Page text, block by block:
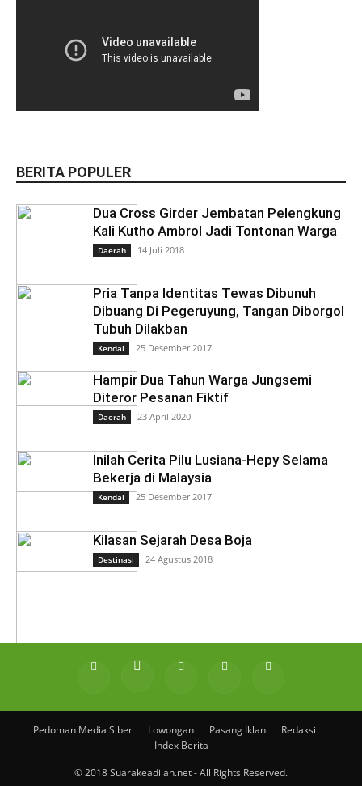
BERITA POPULER
Dua Cross Girder Jembatan Pelengkung
Kali Kutho Ambrol Jadi Tontonan Warga
Daerah 14 Juli 2018
Pria Tanpa Identitas Tewas Dibunuh
Dibuang Di Pegeruyung, Tangan Diborgol
Tubuh Dilakban
Kendal 25 Desember 2017
Hampir Dua Tahun Warga Jungsemi
Diteror Pesanan Fiktif
Daerah 23 April 2020
Inilah Cerita Pilu Lusiana-Hepy Selama
Bekerja di Malaysia
Kendal 25 Desember 2017
Kilasan Sejarah Desa Boja
Destinasi 24 Agustus 2018
Pedoman Media Siber Lowongan Pasang Iklan
Redaksi
Index Berita
© 2018 Suarakeadilan.net - All Rights Reserved.